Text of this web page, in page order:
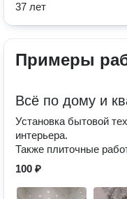
37 лет
Примеры
Всё по дому и
Установка бытовой
интерьера.
Также плиточные
100 ₽